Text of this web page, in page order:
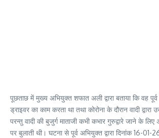
पूछताछ में मुख्य अभियुक्त शफात अली द्वारा बताया कि वह
ड्राइवर का काम करता था तथा कोरोना के दौरान वादी द्वारा
परन्तु वादी की बुजुर्ग माताजी कभी कभार गुरुद्वारे जाने के
पर बुलाती थी। घटना से पूर्व अभियुक्त द्वारा दिनांक 16-01-